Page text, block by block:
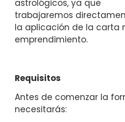
astrológicos, ya que
trabajaremos
la aplicación de la carta
emprendimiento.
Requisitos
Antes de comenzar la
necesitarás: